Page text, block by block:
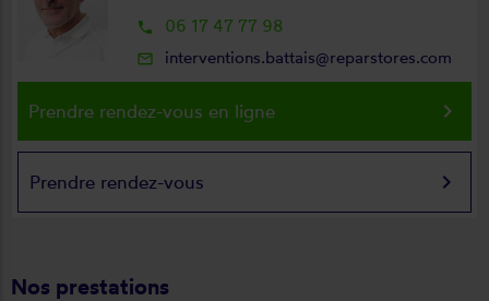
local_phone 06 17 47 77 98
mail_outline interventions.battais@reparstores.com
Prendre rendez-vous en ligne keyboard_arrow_right
Prendre rendez-vous keyboard_arrow_right
Nos prestations